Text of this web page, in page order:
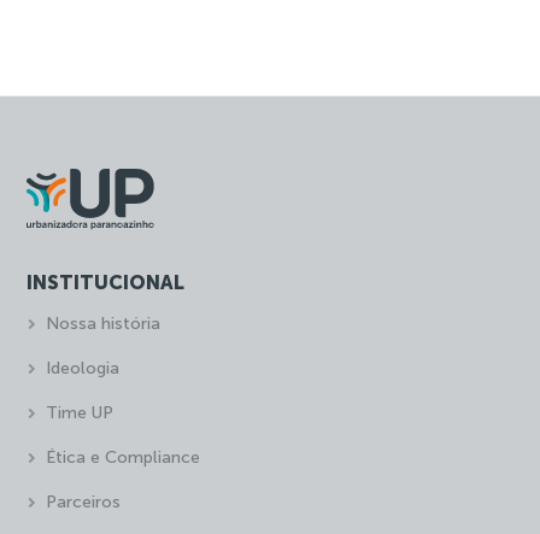
INSTITUCIONAL
Nossa história
Ideologia
Time UP
Ética e Compliance
Parceiros